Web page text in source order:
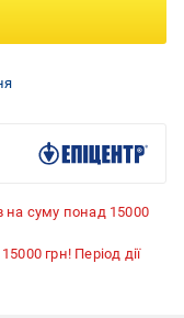
на суму понад 15000
грн! Період дії